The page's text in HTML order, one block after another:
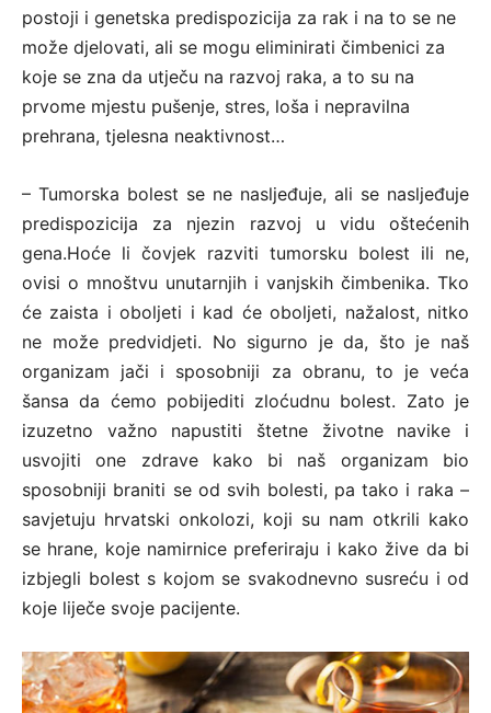
postoji i genetska predispozicija za rak i na to se ne
može djelovati, ali se mogu eliminirati čimbenici za
koje se zna da utječu na razvoj raka, a to su na
prvome mjestu pušenje, stres, loša i nepravilna
prehrana, tjelesna neaktivnost…
– Tumorska bolest se ne nasljeđuje, ali se nasljeđuje
predispozicija za njezin razvoj u vidu oštećenih
gena.Hoće li čovjek razviti tumorsku bolest ili ne,
ovisi o mnoštvu unutarnjih i vanjskih čimbenika. Tko
će zaista i oboljeti i kad će oboljeti, nažalost, nitko
ne može predvidjeti. No sigurno je da, što je naš
organizam jači i sposobniji za obranu, to je veća
šansa da ćemo pobijediti zloćudnu bolest. Zato je
izuzetno važno napustiti štetne životne navike i
usvojiti one zdrave kako bi naš organizam bio
sposobniji braniti se od svih bolesti, pa tako i raka –
savjetuju hrvatski onkolozi, koji su nam otkrili kako
se hrane, koje namirnice preferiraju i kako žive da bi
izbjegli bolest s kojom se svakodnevno susreću i od
koje liječe svoje pacijente.